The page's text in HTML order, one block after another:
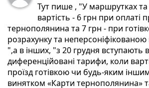
Тут пише , "У маршрутках та
вартість - 6 грн при оплаті
тернополянина та 7 грн - при
розрахунку та
",а в інших, "з 20 грудня вступають
диференційовані тарифи, коли
проїзд готівкою чи будь-яким
винятком «Карти тернополянина»